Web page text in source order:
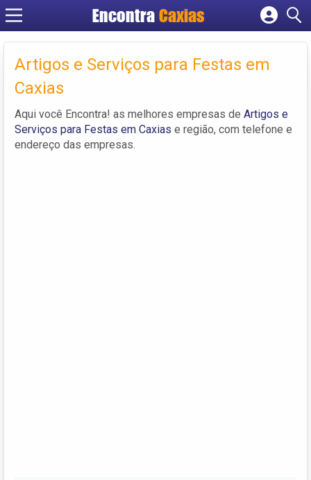
EncontraCaxias
Cadastrar empresa
Criar conta
Artigos e Serviços para Festas em
Caxias
Aqui você Encontra! as melhores empresas de Artigos e
Serviços para Festas em Caxias e região, com telefone e
endereço das empresas.